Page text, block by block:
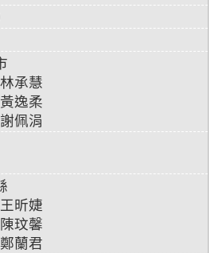
承慧
逸柔
佩涓
昕婕
玟馨
蘭君